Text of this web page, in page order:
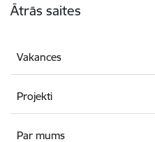
Ātrās saites
Vakances
Projekti
Par mums